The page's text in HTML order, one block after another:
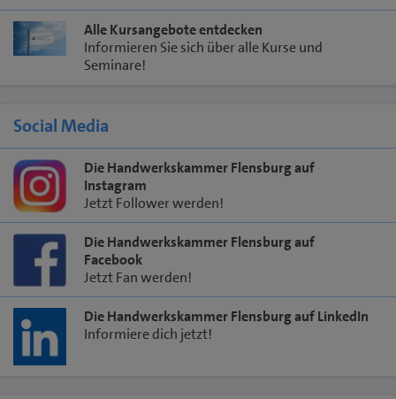
Alle Kursangebote entdecken
Informieren Sie sich über alle Kurse und
Seminare!
Social Media
Die Handwerkskammer Flensburg auf
Instagram
Jetzt Follower werden!
Die Handwerkskammer Flensburg auf
Facebook
Jetzt Fan werden!
Die Handwerkskammer Flensburg auf LinkedIn
Informiere dich jetzt!